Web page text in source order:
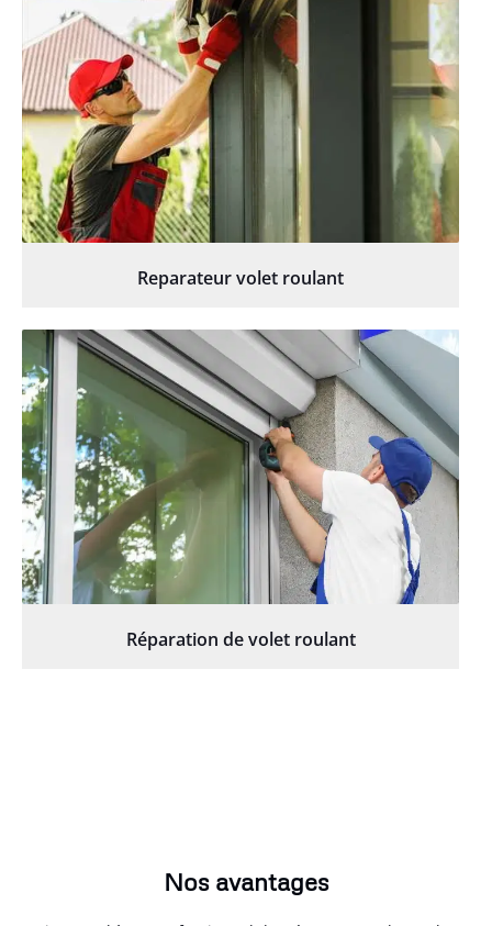
Reparateur volet roulant
Réparation de volet roulant
Nos avantages